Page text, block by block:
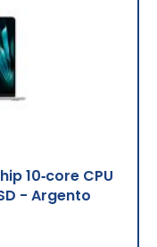
10‑core CPU
- Argento